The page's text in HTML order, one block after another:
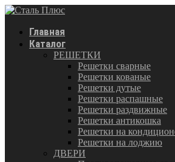
Главная
Каталог
РЕШЕТКИ
Решетки сварные
Решетки кованые
Решетки дутые
Решетки распашные
Решетки раздвижные
Решетки антикошка
Решетки на
Решетки на лоджию
ДВЕРИ